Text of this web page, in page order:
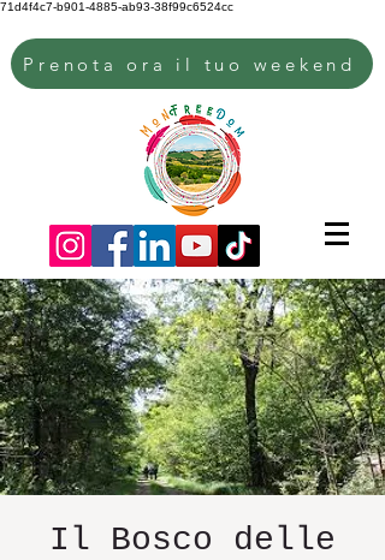
71d4f4c7-b901-4885-ab93-38f99c6524cc
Prenota ora il tuo weekend
Il Bosco delle